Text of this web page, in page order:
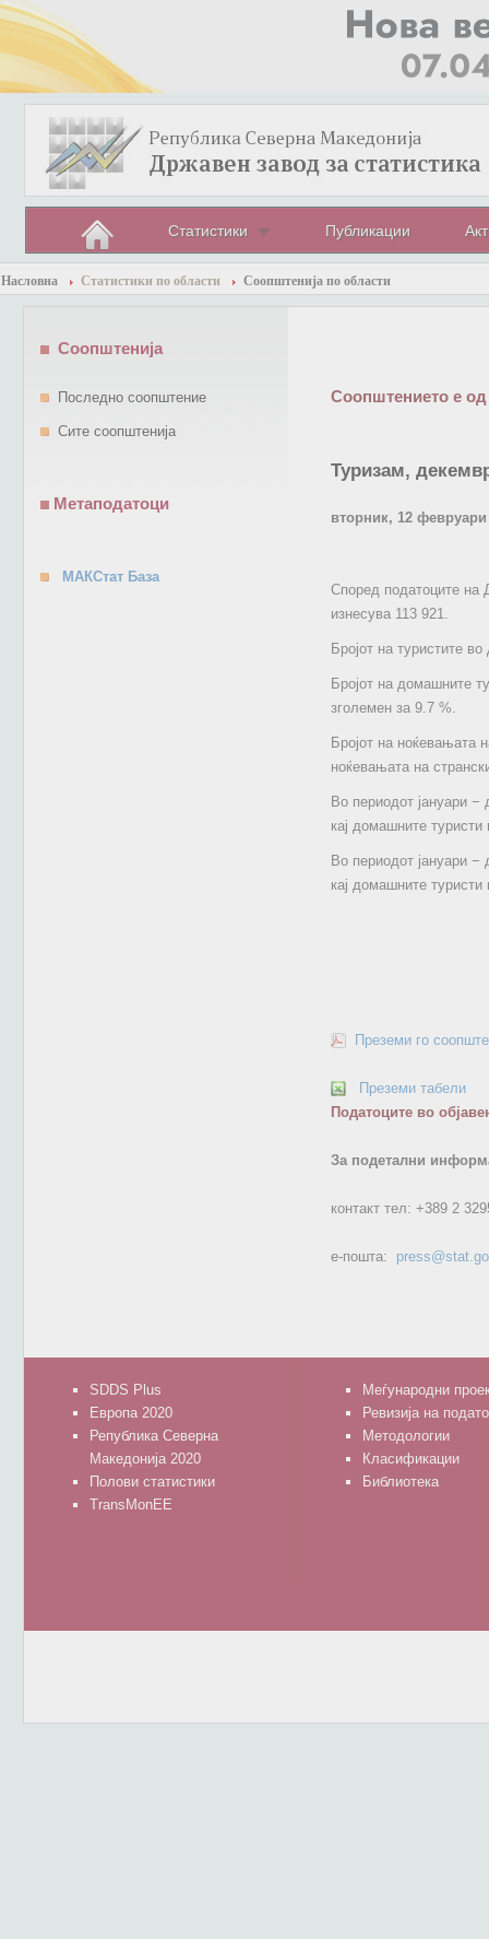
Статистики Публикации
Насловна Статистики по области Соопштенија по области
Соопштението е од
Туризам,
вторник, 12 февруари
Според податоците на
изнесува 113 921.
Бројот на туристите
Бројот на домашните
зголемен за 9.7 %.
Бројот на ноќевањата
ноќевањата на
Во периодот јануари −
кај домашните
Во периодот јануари
кај домашните
Преземи го
Преземи табели
Податоците во
За подетални
контакт тел: +389 2
е-пошта:
Соопштенија
Последно соопштение
Сите соопштенија
Метаподатоци
МАКСтат База
SDDS Plus
Европа 2020
Република Северна
Македонија 2020
Полови статистики
TransMonEE
Меѓународни
Ревизија на
Методологии
Класификации
Библиотека